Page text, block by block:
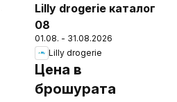
Lilly drogerie каталог
08
01.08. - 31.08.2026
Lilly drogerie
Цена в
брошурата